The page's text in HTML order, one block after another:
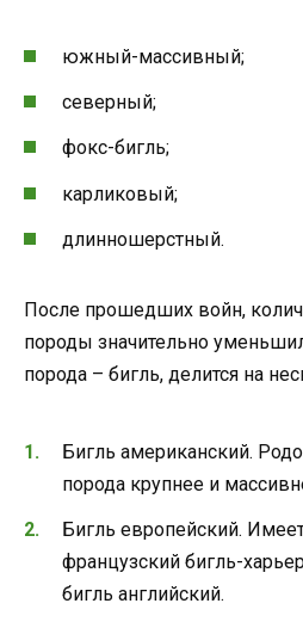
южный-массивный;
северный;
фокс-бигль;
карликовый;
длинношерстный.
После прошедших войн,
породы значительно
порода – бигль, делится на
Бигль американский.
порода крупнее и
Бигль европейский.
французский бигль-
бигль английский.